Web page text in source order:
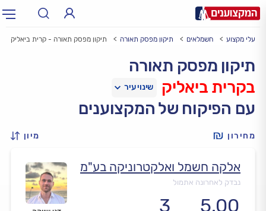
עירעיר: תל אביב, חיפה…
בעלי מקצוע חשמלאים תיקון מפסק תאורה תיקון מפסק תאורה - קרית ביאליק
תיקון מפסק תאורה
בקרית ביאליק
עם הפיקוח של המקצוענים
מחירון מיון
אלקה חשמל ואלקטרוניקה בע"מ
נבדק לאחרונה אתמול
5.00
3